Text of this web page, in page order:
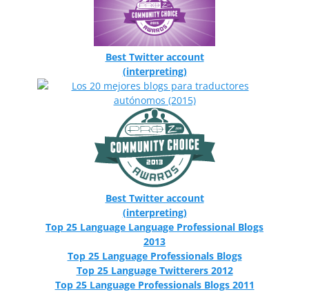
Best Twitter account
(interpreting)
Best Twitter account
(interpreting)
Top 25 Language Language Professional Blogs
2013
Top 25 Language Professionals Blogs
Top 25 Language Twitterers 2012
Top 25 Language Professionals Blogs 2011